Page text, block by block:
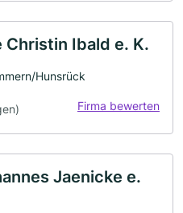
Ibald e. K.
Hunsrück
Firma bewerten
Jaenicke e.